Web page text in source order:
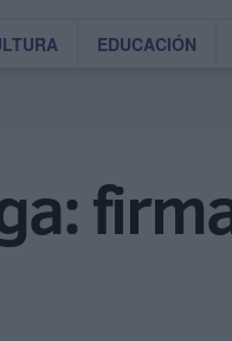
EDUCACIÓN